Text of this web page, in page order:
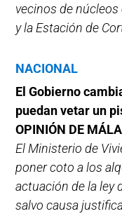
vecinos de núcleos
y la Estación de
NACIONAL
El Gobierno
puedan vetar un
OPINIÓN DE
El Ministerio de
poner coto a los
actuación de la ley
salvo causa